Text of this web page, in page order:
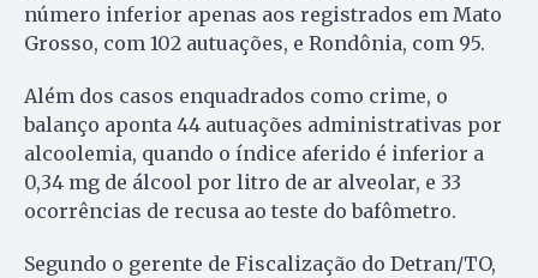
número inferior apenas aos registrados em Mato
Grosso, com 102 autuações, e Rondônia, com 95.
Além dos casos enquadrados como crime, o
balanço aponta 44 autuações administrativas por
alcoolemia, quando o índice aferido é inferior a
0,34 mg de álcool por litro de ar alveolar, e 33
ocorrências de recusa ao teste do bafômetro.
Segundo o gerente de Fiscalização do Detran/TO,